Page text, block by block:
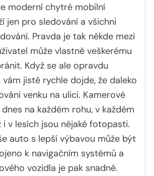
moderní chytré mobilní
jen pro sledování a všichni
Pravda je tak někde mezi
může vlastně veškerému
Když se ale opravdu
jistě rychle dojde, že daleko
venku na ulici. Kamerové
na každém rohu, v každém
i v lesích jsou nějaké fotopasti.
auto s lepší výbavou může být
k navigačním systémů a
vozidla je pak snadné.